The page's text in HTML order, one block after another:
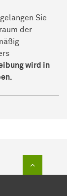
Sie
der
wird in